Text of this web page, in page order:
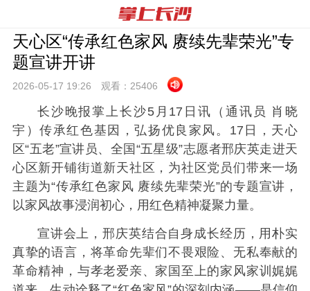
天心区“传承红色家风 赓续先辈荣光”专
题宣讲开讲
2026-05-17 19:26 观看： 25406
长沙晚报掌上长沙5月17日讯（通讯员 肖晓
宇）传承红色基因，弘扬优良家风。17日，天心
区“五老”宣讲员、全国“五星级”志愿者邢庆英走进天
心区新开铺街道新天社区，为社区党员们带来一场
主题为“传承红色家风 赓续先辈荣光”的专题宣讲，
以家风故事浸润初心，用红色精神凝聚力量。
宣讲会上，邢庆英结合自身成长经历，用朴实
真挚的语言，将革命先辈们不畏艰险、无私奉献的
革命精神，与孝老爱亲、家国至上的家风家训娓娓